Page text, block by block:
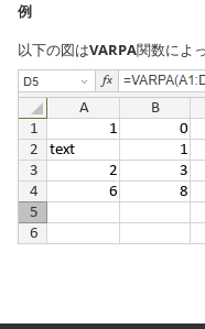
例
以下の図はVARPA関数によ